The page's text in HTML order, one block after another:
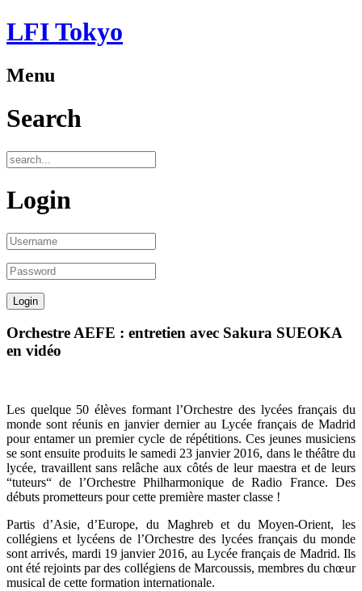
LFI Tokyo
Menu
Search
Login
Orchestre AEFE : entretien avec Sakura SUEOKA
en vidéo
Les quelque 50 élèves formant l’Orchestre des lycées français du
monde sont réunis en janvier dernier au Lycée français de Madrid
pour entamer un premier cycle de répétitions. Ces jeunes musiciens
se sont ensuite produits le samedi 23 janvier 2016, dans le théâtre du
lycée, travaillent sans relâche aux côtés de leur maestra et de leurs
“tuteurs“ de l’Orchestre Philharmonique de Radio France. Des
débuts prometteurs pour cette première master classe !
Partis d’Asie, d’Europe, du Maghreb et du Moyen-Orient, les
collégiens et lycéens de l’Orchestre des lycées français du monde
sont arrivés, mardi 19 janvier 2016, au Lycée français de Madrid. Ils
ont été rejoints par des collégiens de Marcoussis, membres du chœur
musical de cette formation internationale.